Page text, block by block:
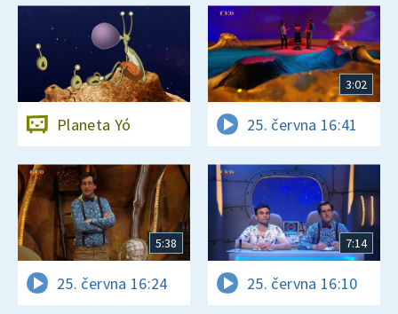
Planeta Yó
3:02
25. června 16:41
5:38
25. června 16:24
7:14
25. června 16:10